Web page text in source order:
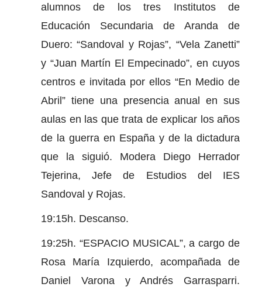
alumnos de los tres Institutos de
Educación Secundaria de Aranda de
Duero: “Sandoval y Rojas”, “Vela Zanetti”
y “Juan Martín El Empecinado”, en cuyos
centros e invitada por ellos “En Medio de
Abril” tiene una presencia anual en sus
aulas en las que trata de explicar los años
de la guerra en España y de la dictadura
que la siguió. Modera Diego Herrador
Tejerina, Jefe de Estudios del IES
Sandoval y Rojas.
19:15h. Descanso.
19:25h. “ESPACIO MUSICAL”, a cargo de
Rosa María Izquierdo, acompañada de
Daniel Varona y Andrés Garrasparri.